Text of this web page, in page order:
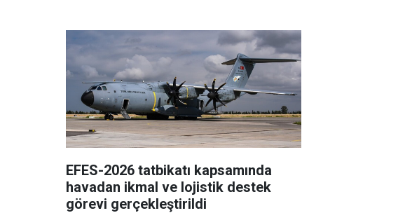
EFES-2026 tatbikatı kapsamında
havadan ikmal ve lojistik destek
görevi gerçekleştirildi